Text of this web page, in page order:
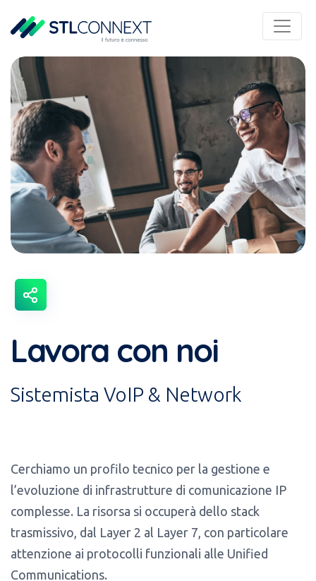
Lavora con noi
Sistemista VoIP & Network
Cerchiamo un profilo tecnico per la gestione e
l’evoluzione di infrastrutture di comunicazione IP
complesse. La risorsa si occuperà dello stack
trasmissivo, dal Layer 2 al Layer 7, con particolare
attenzione ai protocolli funzionali alle Unified
Communications.